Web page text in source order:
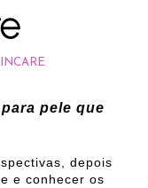
pele que
depois
e conhecer os